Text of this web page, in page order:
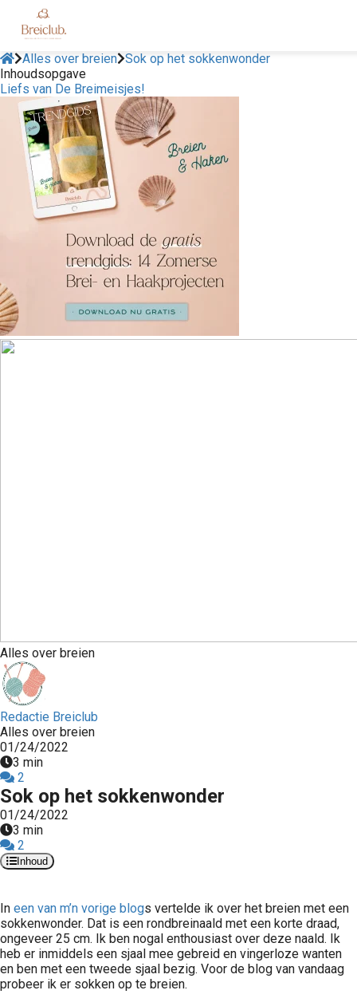
Alles over breien Sok op het sokkenwonder
Inhoudsopgave
Liefs van De Breimeisjes!
Alles over breien
Redactie Breiclub
Alles over breien
01/24/2022
3 min
2
Sok op het sokkenwonder
01/24/2022
3 min
2
Inhoud
In een van m’n vorige blogs vertelde ik over het breien met een
sokkenwonder. Dat is een rondbreinaald met een korte draad,
ongeveer 25 cm. Ik ben nogal enthousiast over deze naald. Ik
heb er inmiddels een sjaal mee gebreid en vingerloze wanten
en ben met een tweede sjaal bezig. Voor de blog van vandaag
probeer ik er sokken op te breien.